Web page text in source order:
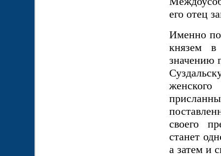
его отец
Именно
князем
значению
своего
станет
а затем и